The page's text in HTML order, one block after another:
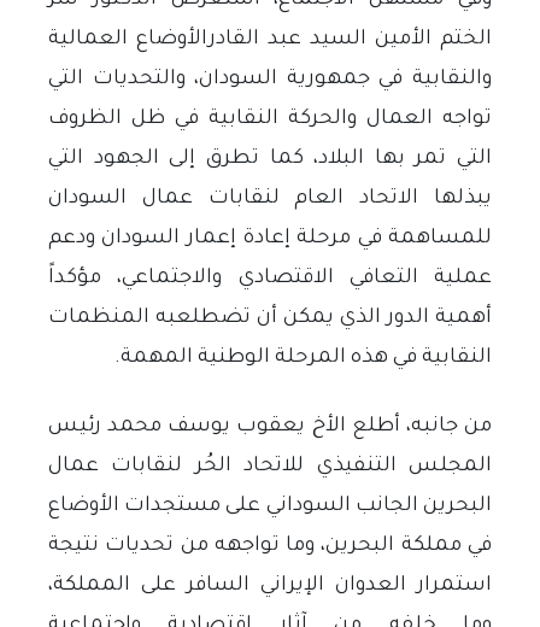
الختم الأمين السيد عبد القادرالأوضاع العمالية
والنقابية في جمهورية السودان، والتحديات التي
تواجه العمال والحركة النقابية في ظل الظروف
التي تمر بها البلاد، كما تطرق إلى الجهود التي
يبذلها الاتحاد العام لنقابات عمال السودان
للمساهمة في مرحلة إعادة إعمار السودان ودعم
عملية التعافي الاقتصادي والاجتماعي، مؤكداً
أهمية الدور الذي يمكن أن تضطلعبه المنظمات
النقابية في هذه المرحلة الوطنية المهمة.
من جانبه، أطلع الأخ يعقوب يوسف محمد رئيس
المجلس التنفيذي للاتحاد الحُر لنقابات عمال
البحرين الجانب السوداني على مستجدات الأوضاع
في مملكة البحرين، وما تواجهه من تحديات نتيجة
استمرار العدوان الإيراني السافر على المملكة،